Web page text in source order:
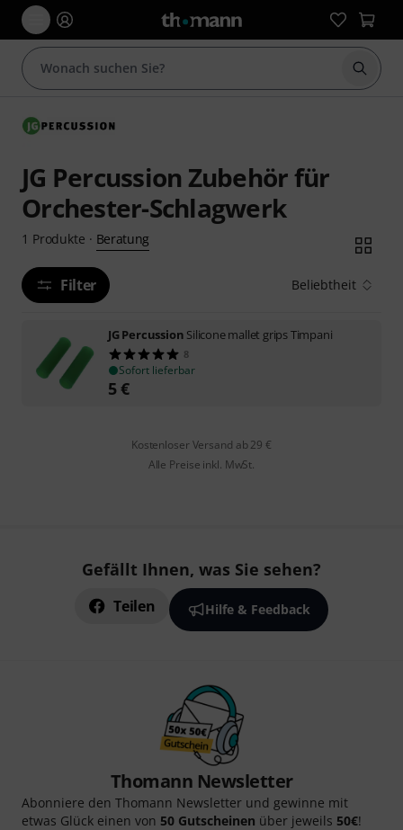
Suche
JG Percussion Zubehör für
Orchester-Schlagwerk
1 Produkte · Beratung
Filter Beliebtheit
JG Percussion Silicone mallet grips Timpani
8
Sofort lieferbar
5€
Kostenloser Versand ab 29 €
Alle Preise inkl. MwSt.
Gefällt Ihnen, was Sie sehen?
Teilen Hilfe & Feedback
Thomann Newsletter
Abonniere den Thomann Newsletter und gewinne mit
etwas Glück einen von 50 Gutscheinen über jeweils 50€!